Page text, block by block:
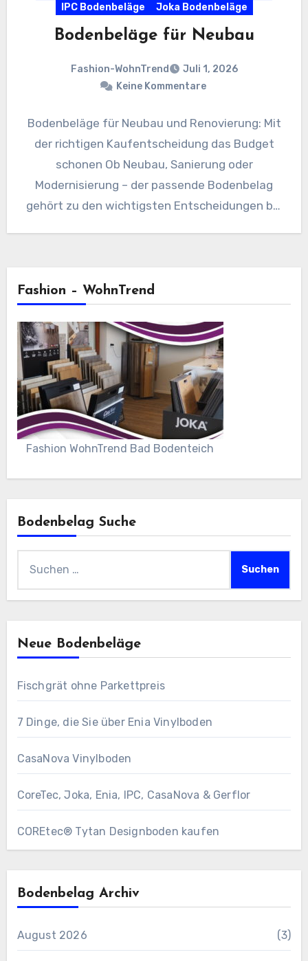
IPC Bodenbeläge
Joka Bodenbeläge
Bodenbeläge für Neubau
Fashion-WohnTrend
Juli 1, 2026
Keine Kommentare
Bodenbeläge für Neubau und Renovierung: Mit
der richtigen Kaufentscheidung das Budget
schonen Ob Neubau, Sanierung oder
Modernisierung – der passende Bodenbelag
gehört zu den wichtigsten Entscheidungen bei
Fashion – WohnTrend
Fashion WohnTrend Bad Bodenteich
Bodenbelag Suche
Neue Bodenbeläge
Fischgrät ohne Parkettpreis
7 Dinge, die Sie über Enia Vinylboden
CasaNova Vinylboden
CoreTec, Joka, Enia, IPC, CasaNova & Gerflor
COREtec® Tytan Designboden kaufen
Bodenbelag Archiv
August 2026 (3)